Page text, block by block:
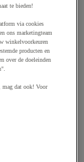
te bieden!
via cookies
ons marketingteam
winkelvoorkeuren
producten en
over de doeleinden
mag dat ook! Voor